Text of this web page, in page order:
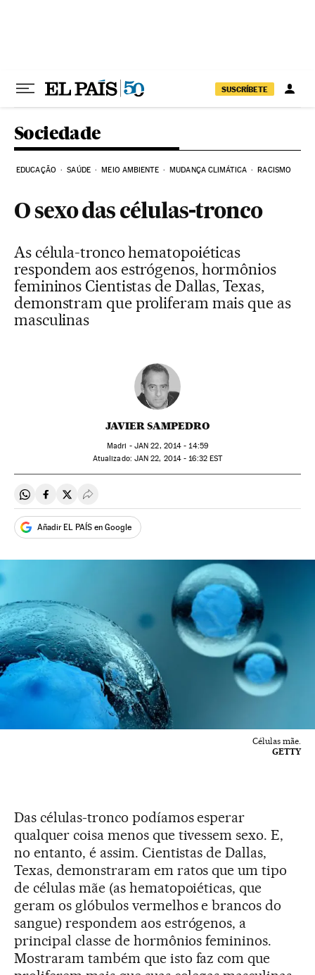
SUSCRÍBETE
Sociedade
EDUCAÇÃO SAÚDE MEIO AMBIENTE MUDANÇA CLIMÁTICA RACISMO
O sexo das células-tronco
As célula-tronco hematopoiéticas
respondem aos estrógenos, hormônios
femininos Cientistas de Dallas, Texas,
demonstram que proliferam mais que as
masculinas
JAVIER SAMPEDRO
Madri - JAN 22, 2014 - 14:59
atualizado: JAN 22, 2014 - 16:32EST
Compartir en Whatsapp
Compartir en Facebook
Compartir en Twitter
Desplegar Redes Sociales
Añadir EL PAÍS en Google
Células mãe.
GETTY
Das células-tronco podíamos esperar
qualquer coisa menos que tivessem sexo. E,
no entanto, é assim. Cientistas de Dallas,
Texas, demonstraram em ratos que um tipo
de células mãe (as hematopoiéticas, que
geram os glóbulos vermelhos e brancos do
sangue) respondem aos estrógenos, a
principal classe de hormônios femininos.
Mostraram também que isto faz com que